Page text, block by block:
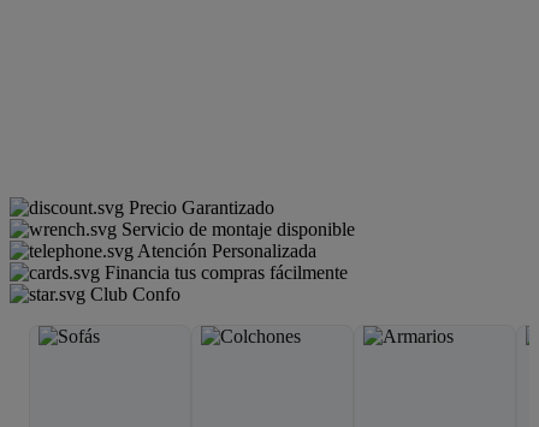
Precio Garantizado
Servicio de montaje disponible
Atención Personalizada
Financia tus compras fácilmente
Club Confo